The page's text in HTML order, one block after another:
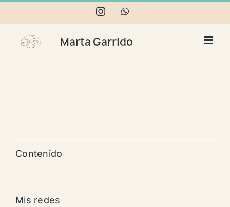
to
content
InstagramWhatsApp
Contenido
Mis redes